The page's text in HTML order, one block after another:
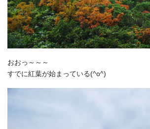
おおっ～～～
すでに紅葉が始まっている(^o^)